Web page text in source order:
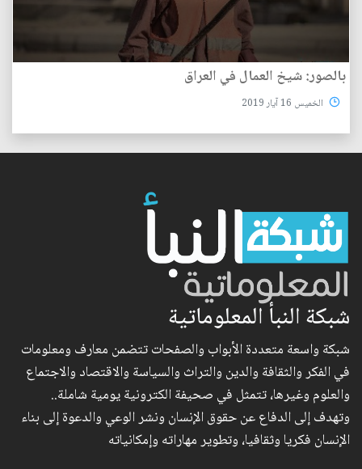
بالصور: شيخ العمال في العراق
الخميس 16 آيار 2019
شبكة النبأ المعلوماتية
شبكة واسعة متعددة الأبواب والصفحات تتضمن معارف ومعلومات
في الفكر والثقافة والدين والتراث والسياسة والاقتصاد والاجتماع
والعلوم وغيرها، تتمثل في صحيفة الكترونية يومية شاملة..
وتهدف إلى الدفاع عن حقوق الإنسان ونشر الوعي والدعوة إلى بناء
الإنسان فكريا وثقافيا، وتطوير مهاراته وإمكانياته